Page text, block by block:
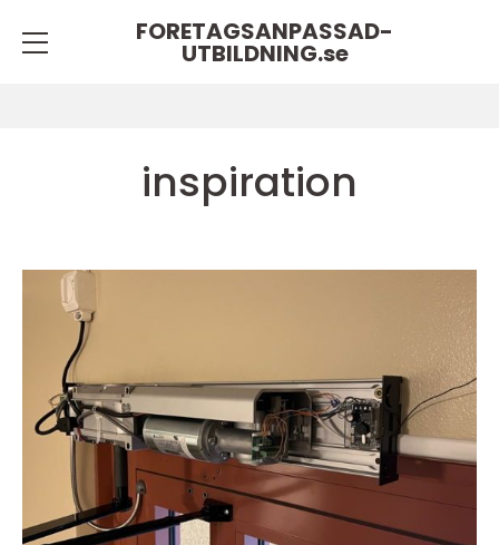
FORETAGSANPASSAD-
UTBILDNING.se
inspiration